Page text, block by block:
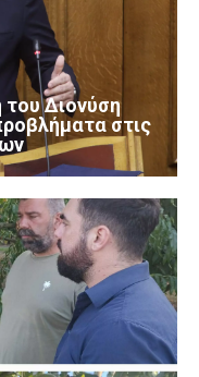
του Διονύση
στις